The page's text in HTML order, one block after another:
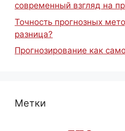
современный взгляд на
Точность прогнозных
разница?
Прогнозирование как
Метки